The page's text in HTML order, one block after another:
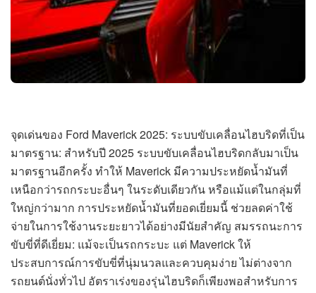
จุดเด่นของ Ford Maverick 2025: ระบบขับเคลื่อนไฮบริดที่เป็น
มาตรฐาน: สำหรับปี 2025 ระบบขับเคลื่อนไฮบริดกลับมาเป็น
มาตรฐานอีกครั้ง ทำให้ Maverick มีความประหยัดน้ำมันที่
เหนือกว่ารถกระบะอื่นๆ ในระดับเดียวกัน หรือแม้แต่ในกลุ่มที่
ใหญ่กว่ามาก การประหยัดน้ำมันที่ยอดเยี่ยมนี้ ช่วยลดค่าใช้
จ่ายในการใช้งานระยะยาวได้อย่างมีนัยสำคัญ สมรรถนะการ
ขับขี่ที่ดีเยี่ยม: แม้จะเป็นรถกระบะ แต่ Maverick ให้
ประสบการณ์การขับขี่ที่นุ่มนวลและควบคุมง่าย ไม่ต่างจาก
รถยนต์นั่งทั่วไป อัตราเร่งของรุ่นไฮบริดก็เพียงพอสำหรับการ